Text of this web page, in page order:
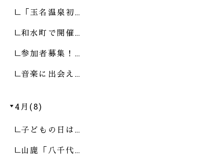
「玉名温泉初…
和水町で開催…
参加者募集！…
音楽に出会え…
4月(8)
子どもの日は…
山鹿「八千代…